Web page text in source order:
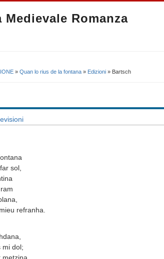
Medievale Romanza
» Quan lo rius de la fontana » Edizioni » Bartsch
attiva)
sol,
refranha.
mi dol;